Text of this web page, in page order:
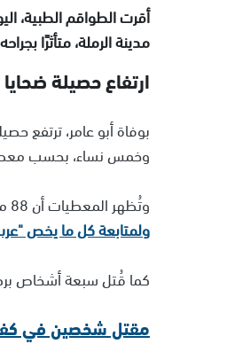
أقرت الطواقم الطبية،
مدينة الرملة، متأثرًا
ارتفاع حصيلة
بوفاة أبو عامر، ترتفع
وخمس نساء، بحسب
وتُظهر المعطيات أن 88 من القتلى منذ بداية العام الجاري سقطوا بإطلاق نار، وكان 47 منهم دون سنّ الثلاثين.
ولمتابعة كل ما يخص "عرب 48" يُمكنك متابعة قناتنا الإخبارية على
كما قُتل سبعة أشخاص
مقتل شخصين في